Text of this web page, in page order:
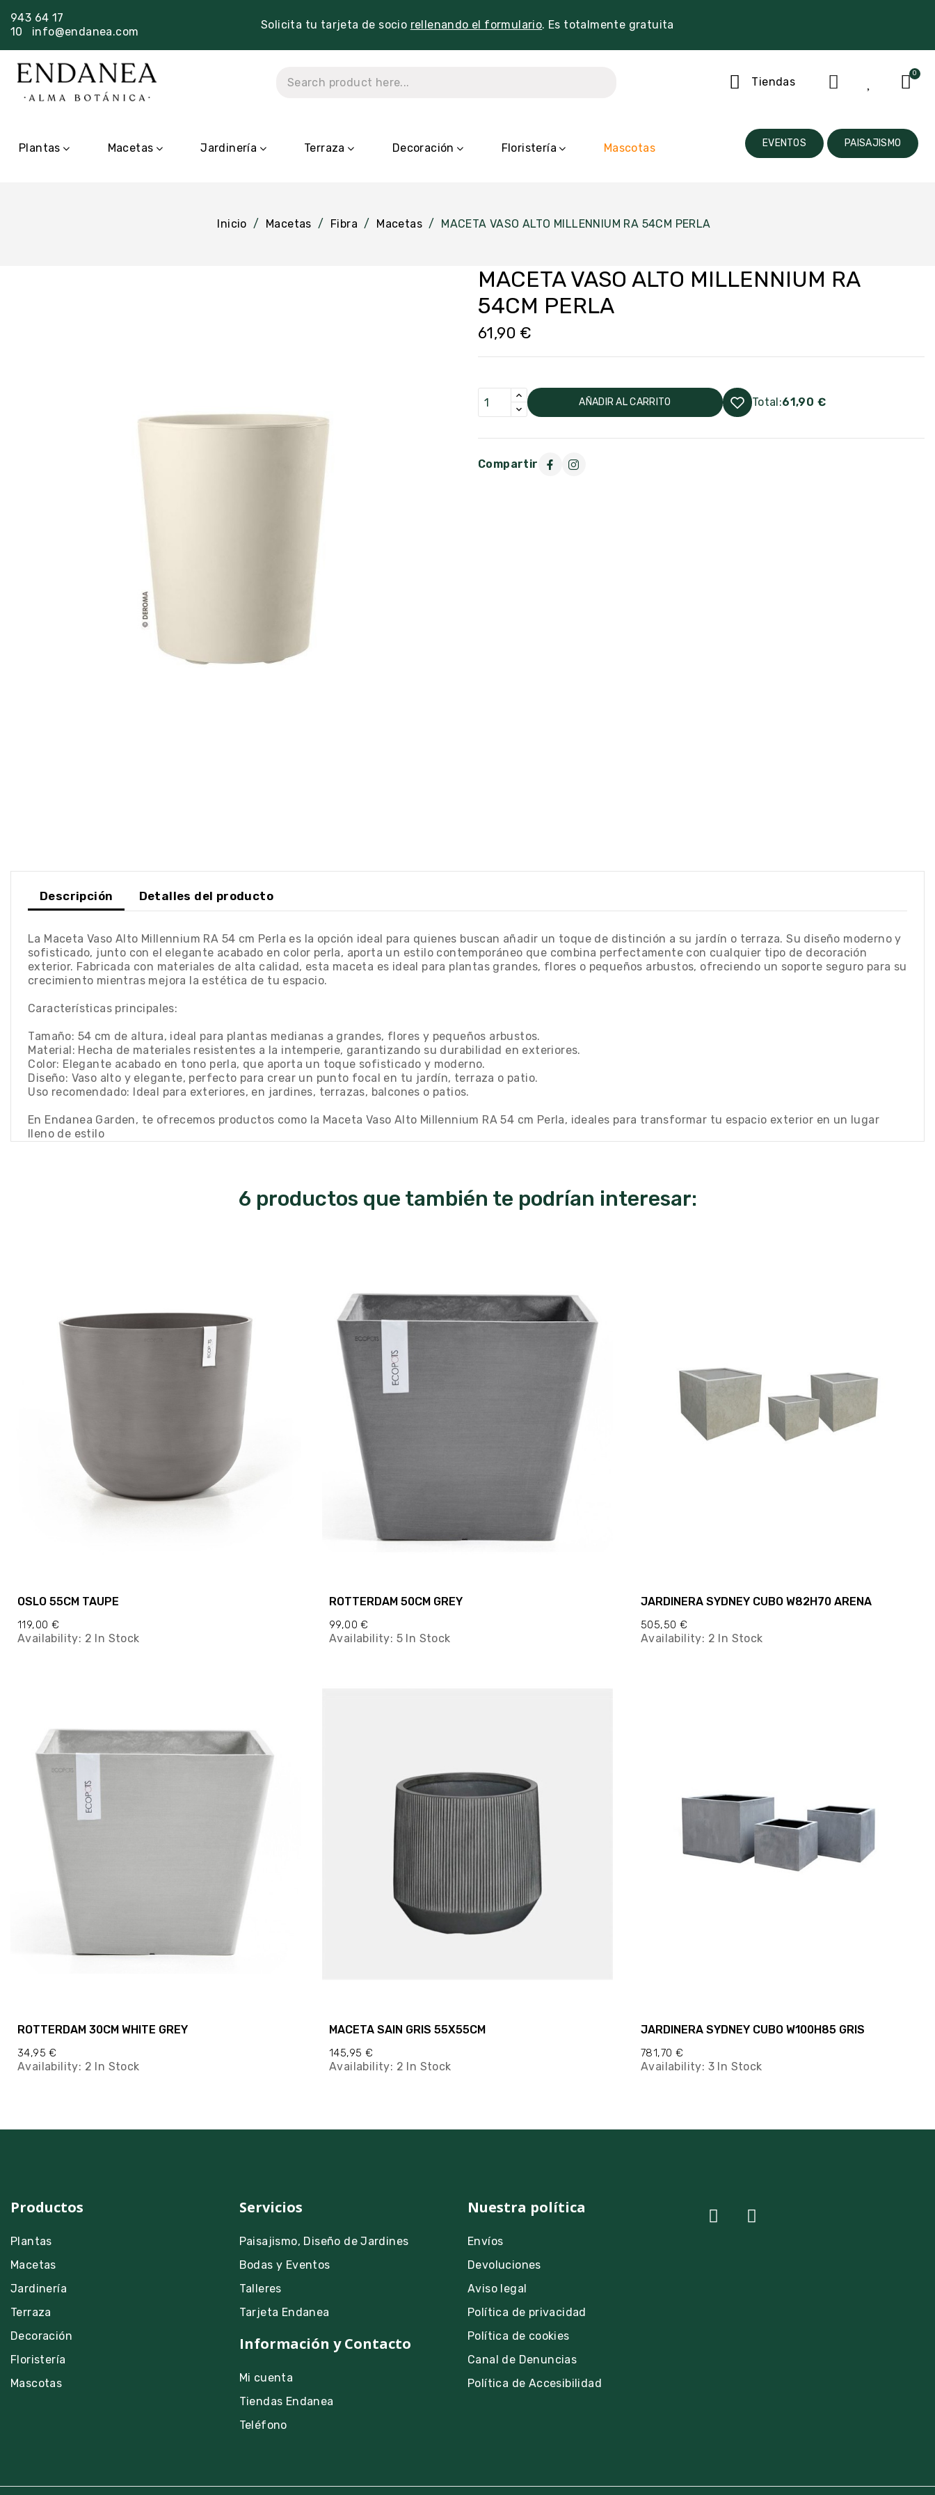
943 64 17
10
info@endanea.com
Solicita tu tarjeta de socio rellenando el formulario. Es totalmente gratuita
Tiendas
Plantas Macetas Jardinería Terraza Decoración Floristería Mascotas EVENTOS PAISAJISMO
Inicio Macetas Fibra Macetas MACETA VASO ALTO MILLENNIUM RA 54CM PERLA
MACETA VASO ALTO MILLENNIUM RA
54CM PERLA
61,90 €
AÑADIR AL CARRITO Total:61,90 €
Compartir
Descripción Detalles del producto
La Maceta Vaso Alto Millennium RA 54 cm Perla es la opción ideal para quienes buscan añadir un toque de distinción a su jardín o terraza. Su diseño moderno y
sofisticado, junto con el elegante acabado en color perla, aporta un estilo contemporáneo que combina perfectamente con cualquier tipo de decoración
exterior. Fabricada con materiales de alta calidad, esta maceta es ideal para plantas grandes, flores o pequeños arbustos, ofreciendo un soporte seguro para su
crecimiento mientras mejora la estética de tu espacio.
Características principales:
Tamaño: 54 cm de altura, ideal para plantas medianas a grandes, flores y pequeños arbustos.
Material: Hecha de materiales resistentes a la intemperie, garantizando su durabilidad en exteriores.
Color: Elegante acabado en tono perla, que aporta un toque sofisticado y moderno.
Diseño: Vaso alto y elegante, perfecto para crear un punto focal en tu jardín, terraza o patio.
Uso recomendado: Ideal para exteriores, en jardines, terrazas, balcones o patios.
En Endanea Garden, te ofrecemos productos como la Maceta Vaso Alto Millennium RA 54 cm Perla, ideales para transformar tu espacio exterior en un lugar
lleno de estilo
6 productos que también te podrían interesar:
OSLO 55CM TAUPE
119,00 €
Availability: 2 In Stock
ROTTERDAM 50CM GREY
99,00 €
Availability: 5 In Stock
JARDINERA SYDNEY CUBO W82H70 ARENA
505,50 €
Availability: 2 In Stock
ROTTERDAM 30CM WHITE GREY
34,95 €
Availability: 2 In Stock
MACETA SAIN GRIS 55X55CM
145,95 €
Availability: 2 In Stock
JARDINERA SYDNEY CUBO W100H85 GRIS
781,70 €
Availability: 3 In Stock
Productos
Plantas
Macetas
Jardinería
Terraza
Decoración
Floristería
Mascotas
Servicios
Paisajismo, Diseño de Jardines
Bodas y Eventos
Talleres
Tarjeta Endanea
Información y Contacto
Mi cuenta
Tiendas Endanea
Teléfono
Nuestra política
Envíos
Devoluciones
Aviso legal
Política de privacidad
Política de cookies
Canal de Denuncias
Política de Accesibilidad